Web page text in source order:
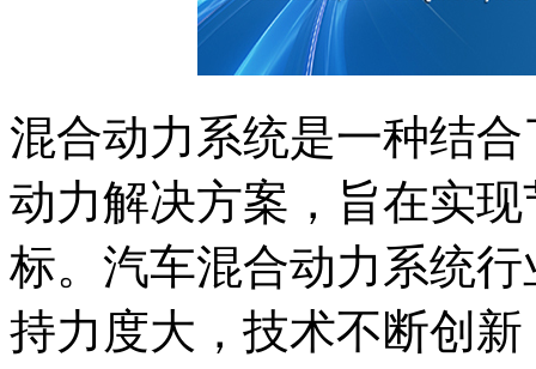
混合动力系统是一种结
动力解决方案，旨在实
标。汽车混合动力系统
持力度大，技术不断创